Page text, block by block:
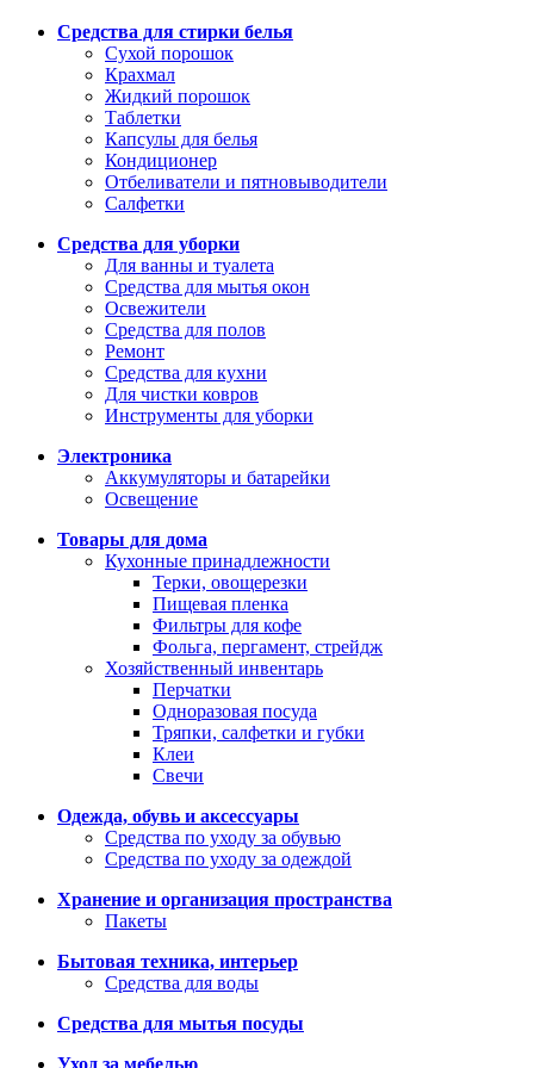
Средства для стирки белья
Сухой порошок
Крахмал
Жидкий порошок
Таблетки
Капсулы для белья
Кондиционер
Отбеливатели и пятновыводители
Салфетки
Средства для уборки
Для ванны и туалета
Средства для мытья окон
Освежители
Средства для полов
Ремонт
Средства для кухни
Для чистки ковров
Инструменты для уборки
Электроника
Аккумуляторы и батарейки
Освещение
Товары для дома
Кухонные принадлежности
Терки, овощерезки
Пищевая пленка
Фильтры для кофе
Фольга, пергамент, стрейдж
Хозяйственный инвентарь
Перчатки
Одноразовая посуда
Тряпки, салфетки и губки
Клеи
Свечи
Одежда, обувь и аксессуары
Средства по уходу за обувью
Средства по уходу за одеждой
Хранение и организация пространства
Пакеты
Бытовая техника, интерьер
Средства для воды
Средства для мытья посуды
Уход за мебелью